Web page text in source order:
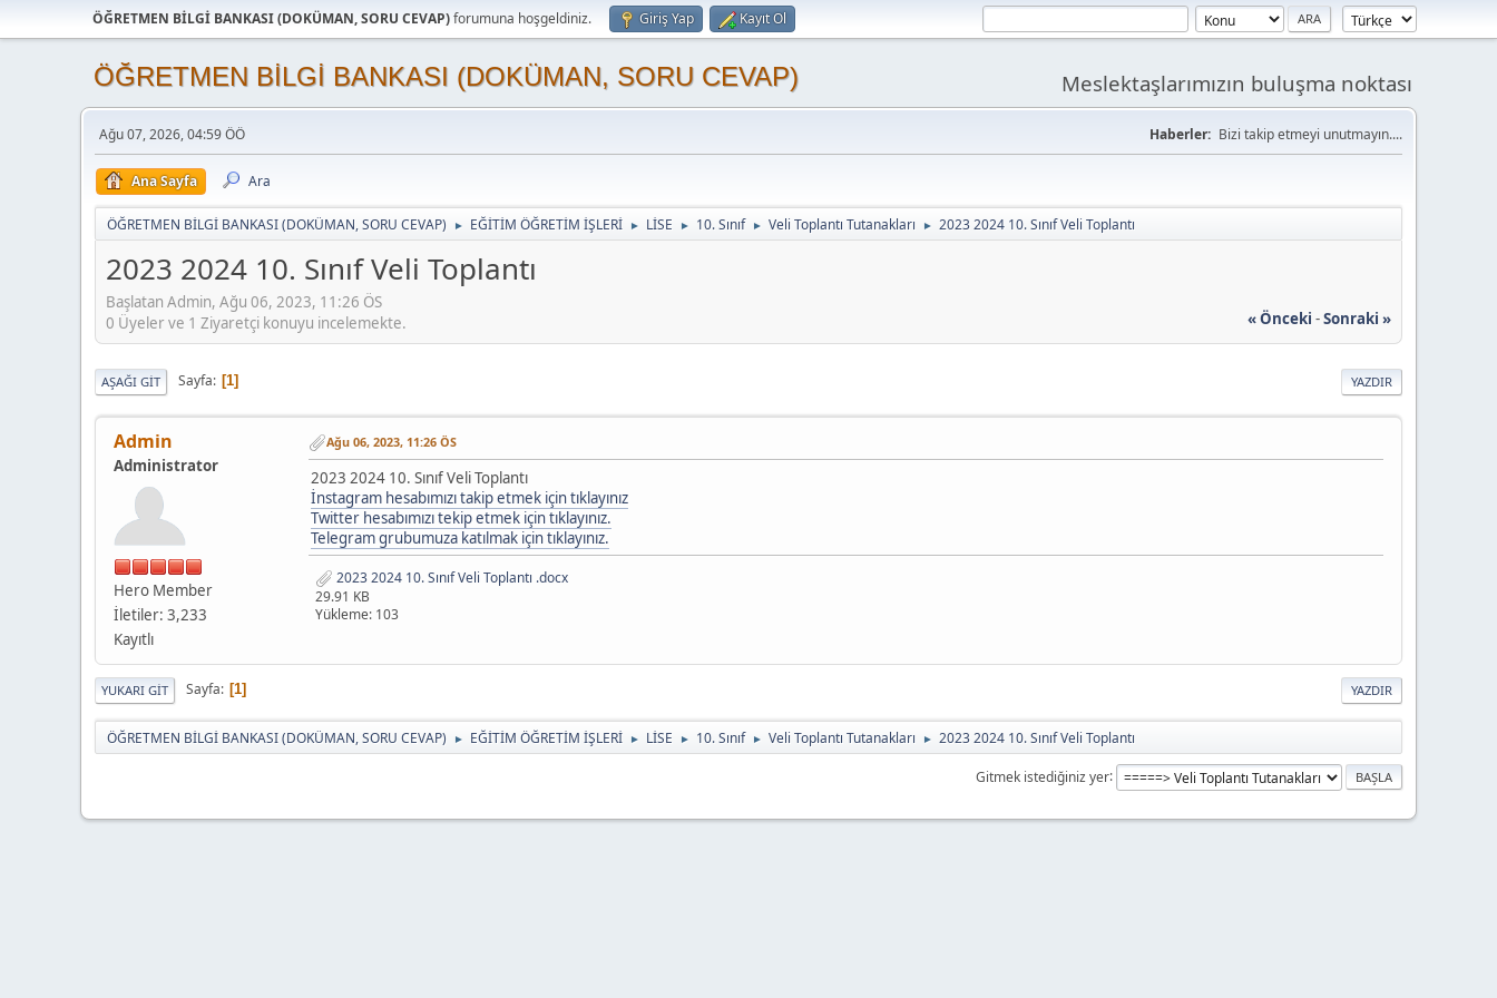
ÖĞRETMEN BİLGİ BANKASI (DOKÜMAN, SORU CEVAP)forumuna hoşgeldiniz. Giriş Yap Kayıt Ol
ÖĞRETMEN BİLGİ BANKASI (DOKÜMAN, SORU CEVAP) Meslektaşlarımızın buluşma noktası
Ağu 07, 2026, 04:59 ÖÖ Haberler: Bizi takip etmeyi unutmayın....
Ana Sayfa Ara
ÖĞRETMEN BİLGİ BANKASI (DOKÜMAN, SORU CEVAP) ► EĞİTİM ÖĞRETİM İŞLERİ ► LİSE ► 10. Sınıf ► Veli Toplantı Tutanakları ► 2023 2024 10. Sınıf Veli Toplantı
2023 2024 10. Sınıf Veli Toplantı
Başlatan Admin, Ağu 06, 2023, 11:26 ÖS
« Önceki -Sonraki »
0 Üyeler ve 1 Ziyaretçi konuyu incelemekte.
YAZDIR
AŞAĞI GIT Sayfa 1
Admin
Administrator
Hero Member
İletiler: 3,233
Kayıtlı
Ağu 06, 2023, 11:26 ÖS
2023 2024 10. Sınıf Veli Toplantı
İnstagram hesabımızı takip etmek için tıklayınız
Twitter hesabımızı tekip etmek için tıklayınız.
Telegram grubumuza katılmak için tıklayınız.
2023 2024 10. Sınıf Veli Toplantı .docx
29.91 KB
Yükleme: 103
YAZDIR
YUKARI GIT Sayfa 1
ÖĞRETMEN BİLGİ BANKASI (DOKÜMAN, SORU CEVAP) ► EĞİTİM ÖĞRETİM İŞLERİ ► LİSE ► 10. Sınıf ► Veli Toplantı Tutanakları ► 2023 2024 10. Sınıf Veli Toplantı
Gitmek istediğiniz yer